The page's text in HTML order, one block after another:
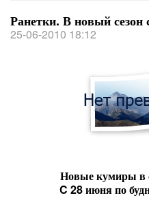
Ранетки. В новый
25-06-2010 18:12
Новые кумиры в
C 28 июня по